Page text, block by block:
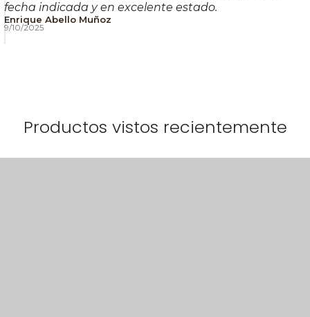
fecha indicada y en excelente estado.
Enrique Abello Muñoz
9/10/2025
Productos vistos recientemente